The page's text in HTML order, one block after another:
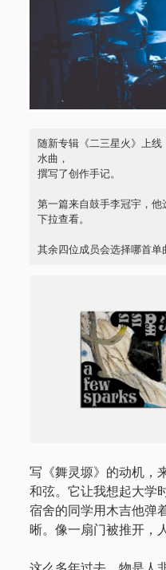
《二
三
火》
创
作
记
随新专辑《二三星火》上
水曲，
撰写了创作手记。
第一篇来自鼓手李冠宇，他
下拉查看。
其余四位成员会选择哪首单
写《舞灵塬》的动机，
和弦。它让我想起大
宿舍的同学用木吉他弹
晰。像一扇门被推开，